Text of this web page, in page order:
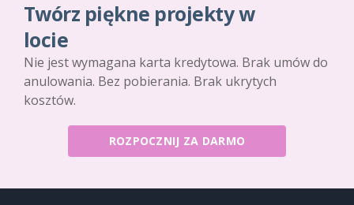
Twórz piękne projekty w
locie
Nie jest wymagana karta kredytowa. Brak umów do
anulowania. Bez pobierania. Brak ukrytych
kosztów.
ROZPOCZNIJ ZA DARMO